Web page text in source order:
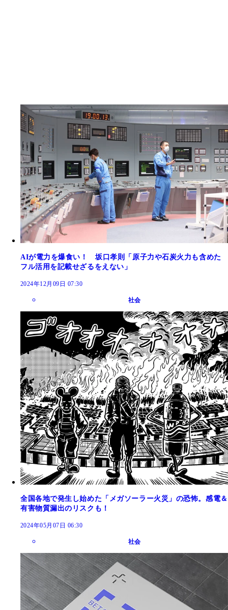
AIが電力を爆食い！ 坂口孝則「原子力や石炭火力も含めた
フル活用を記載せざるをえない」
2024年12月09日 07:30
社会
全国各地で発生し始めた「メガソーラー火災」の恐怖。感電＆
有害物質漏出のリスクも！
2024年05月07日 06:30
社会